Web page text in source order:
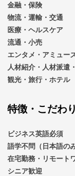
金融・保険
物流・運輸・交通
医療・ヘルスケア
流通・小売
エンタメ・アミュー
人材紹介・人材派遣
観光・旅行・ホテル
特徴・こだわ
ビジネス英語必須
語学不問（日本語の
在宅勤務・リモート
シニア歓迎